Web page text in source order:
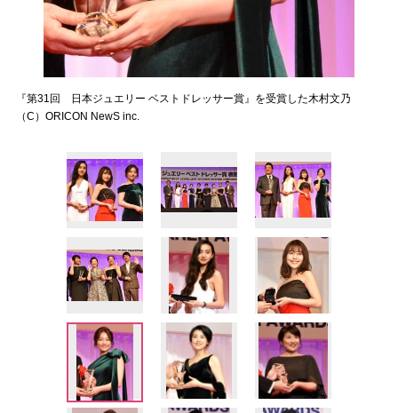
『第31回 日本ジュエリー ベストドレッサー賞』を受賞した木村文乃
（C）ORICON NewS inc.